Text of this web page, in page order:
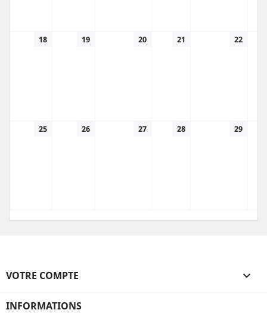
18 19 20 21 22
25 26 27 28 29
VOTRE COMPTE 
INFORMATIONS